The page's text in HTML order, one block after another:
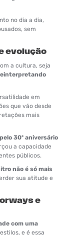
no dia a dia,
sem
evolução
a cultura, seja
em
que vão desde
mais
30º aniversário
a capacidade
públicos.
não é só mais
sua atitude e
e
com uma
e é essa